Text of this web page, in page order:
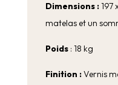
Dimensions :197
matelas et un
Poids: 18 kg
Finition :Vernis